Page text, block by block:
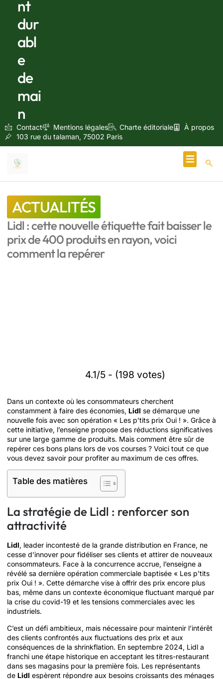
nt
dur
abl
e
de
mai
n
Contact Mentions légales Charte éditoriale
À propos
103 rue du talaman, 75002 Paris
ACTUALITÉS
Lidl : cette nouvelle étiquette fait baisser le
prix de 400 produits en rayon, voici
comment la repérer
4.1/5 - (198 votes)
Dans un contexte où les consommateurs cherchent
constamment à faire des économies, Lidl se démarque une
nouvelle fois avec son opération « Les p’tits prix Oui ! ». Grâce à
cette initiative, l’enseigne propose des réductions significatives
sur une large gamme de produits. Mais comment être sûr de
repérer ces bons plans lors de vos courses ? Voici tout ce que
vous devez savoir pour profiter au maximum de ces offres.
Table des matières
La stratégie de Lidl : renforcer son
attractivité
Lidl, leader incontesté de la grande distribution en France, ne
cesse d’innover pour fidéliser ses clients et attirer de nouveaux
consommateurs. Face à la concurrence accrue, l’enseigne a
révélé sa dernière opération commerciale baptisée « Les p’tits
prix Oui ! ». Cette démarche vise à offrir des prix encore plus
bas, même dans un contexte économique fluctuant marqué par
la crise du covid-19 et les tensions commerciales avec les
industriels.
C’est un défi ambitieux, mais nécessaire pour maintenir l’intérêt
des clients confrontés aux fluctuations des prix et aux
conséquences de la shrinkflation. En septembre 2024, Lidl a
franchi une étape historique en acceptant les titres-restaurant
dans ses magasins pour la première fois. Les représentants
de Lidl espèrent répondre aux besoins croissants des ménages